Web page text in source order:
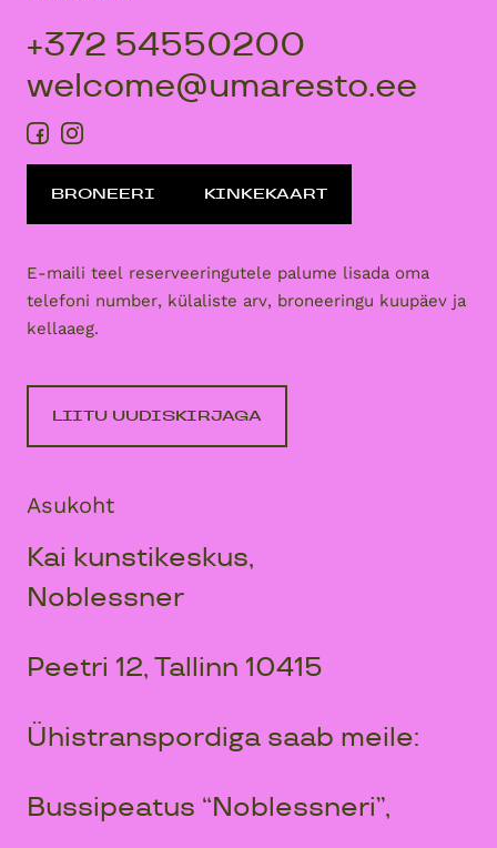
+372 54550200
welcome@umaresto.ee
BRONEERI KINKEKAART
E-maili teel reserveeringutele palume lisada oma
telefoni number, külaliste arv, broneeringu kuupäev ja
kellaaeg.
LIITU UUDISKIRJAGA
Asukoht
Kai kunstikeskus,
Noblessner
Peetri 12, Tallinn 10415
Ühistranspordiga saab meile:
Bussipeatus “Noblessneri”,